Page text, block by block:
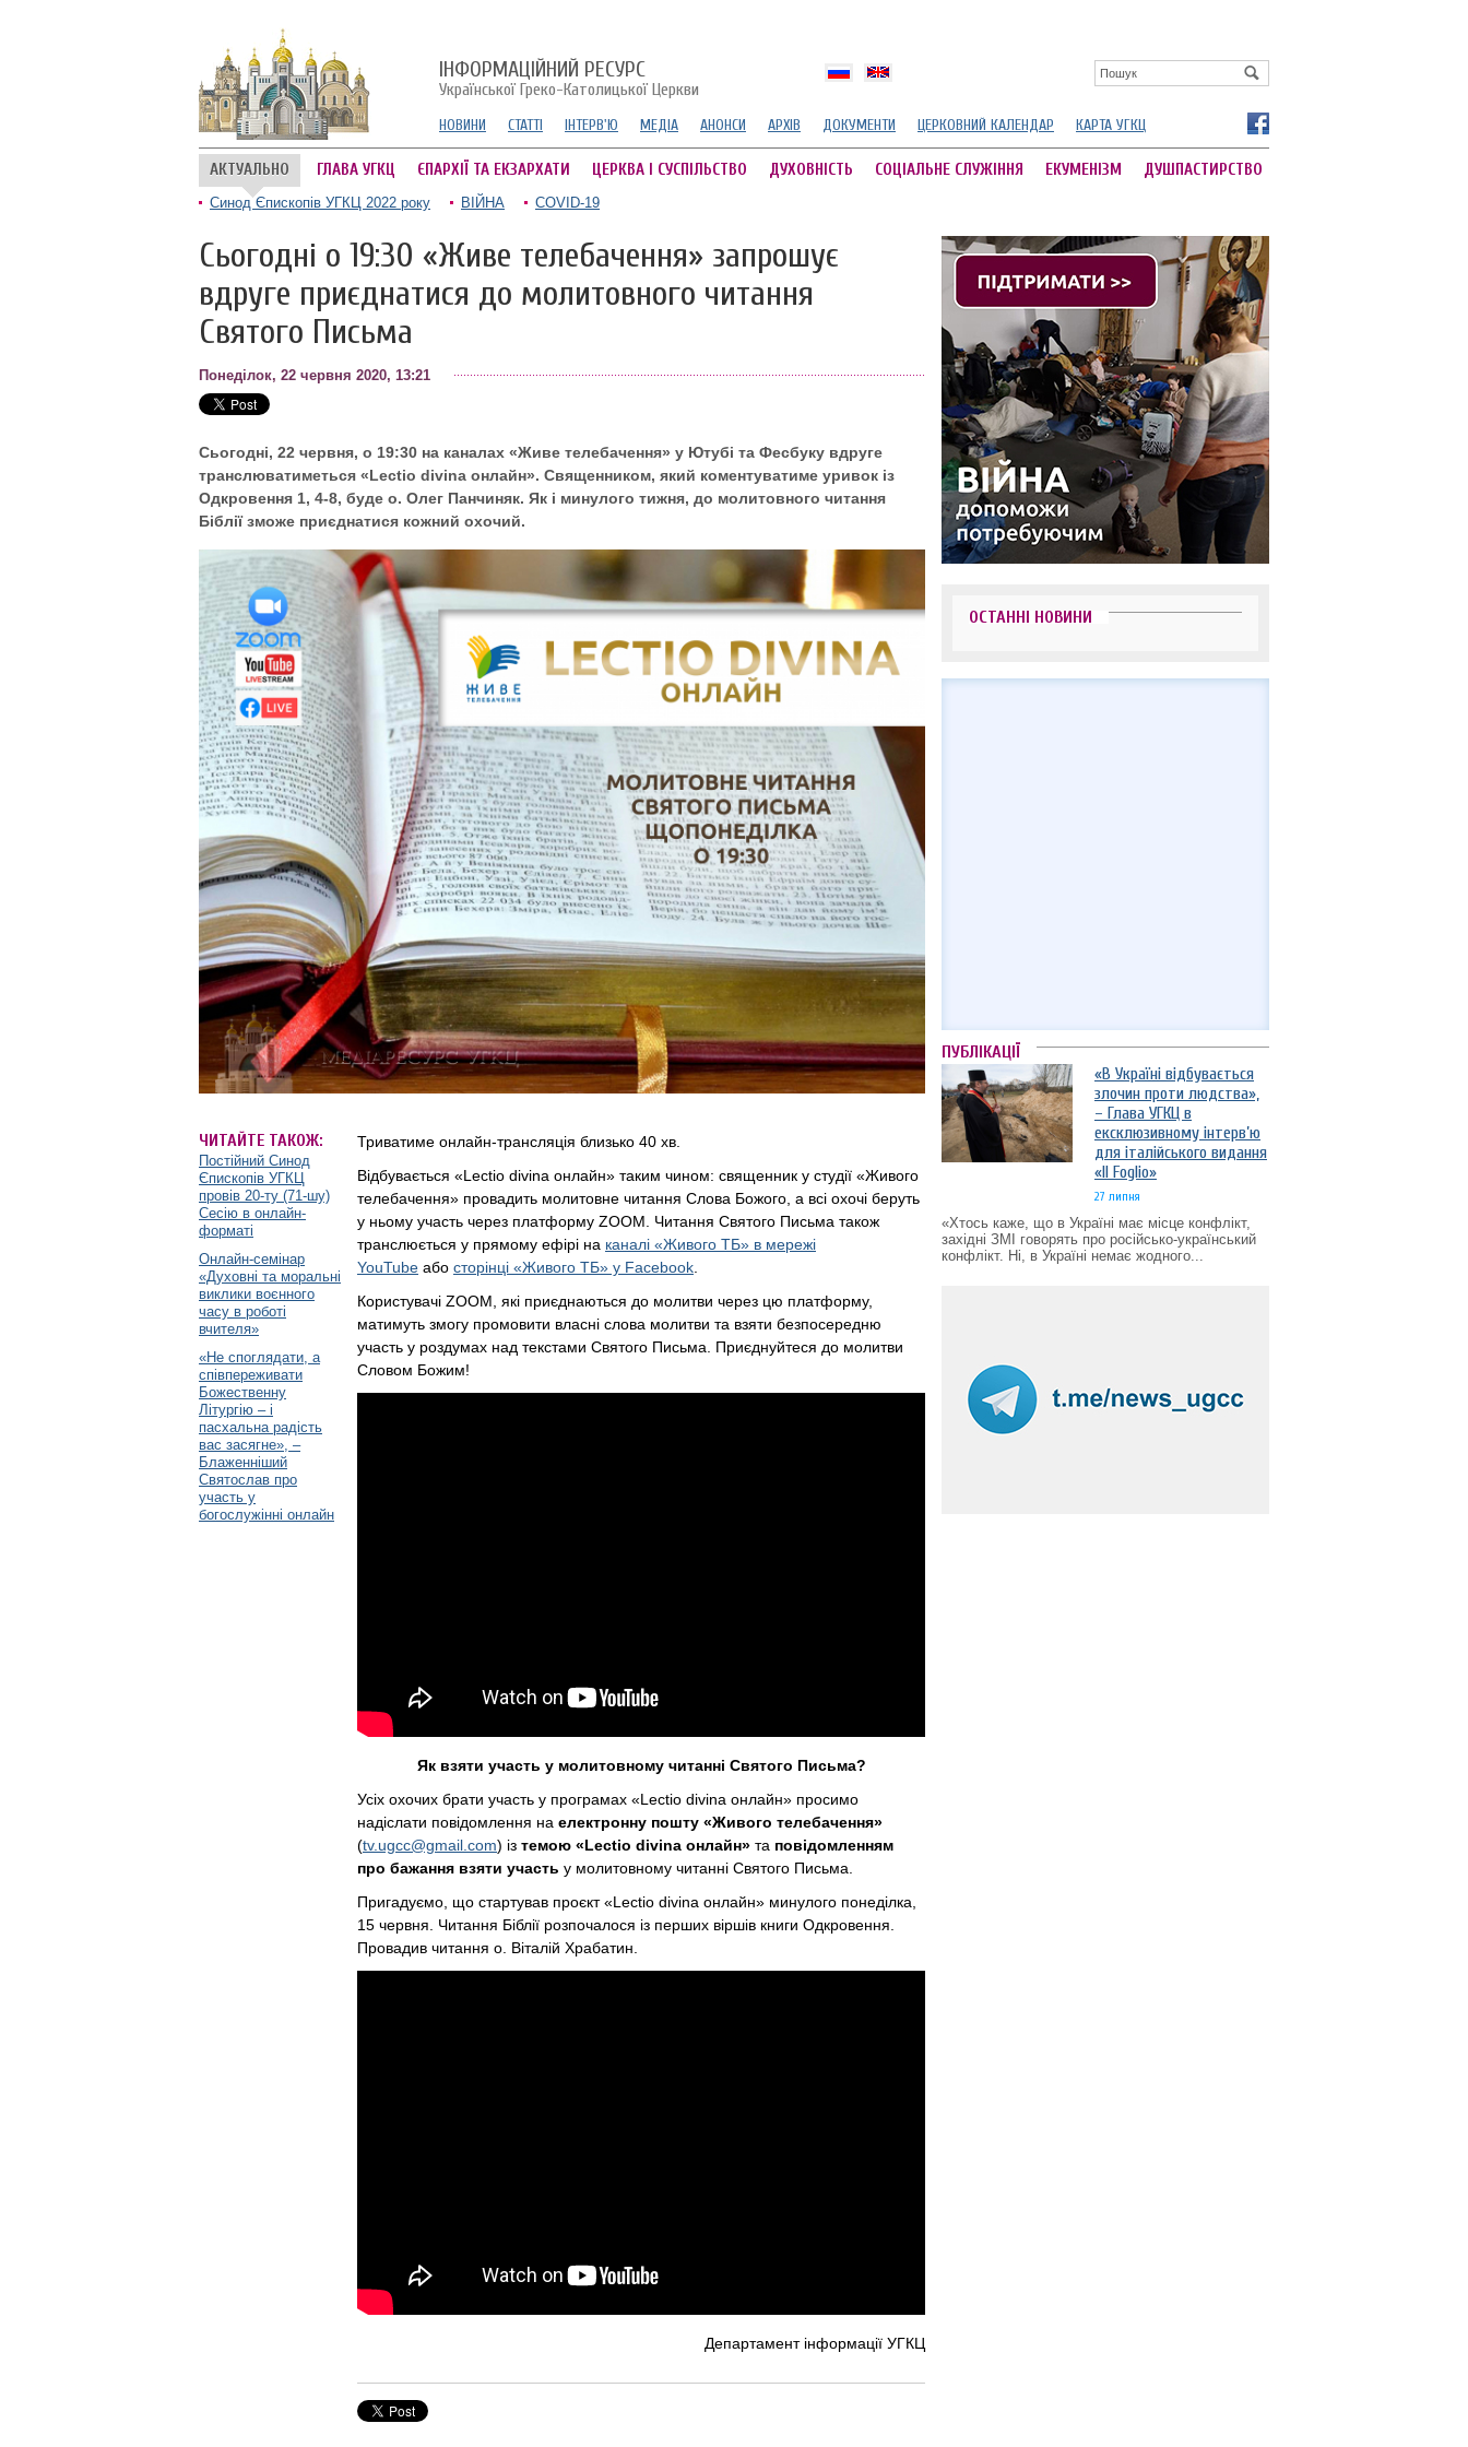
ІНФОРМАЦІЙНИЙ РЕСУРС
Української Греко-Католицької Церкви
НОВИНИ СТАТТІ ІНТЕРВ'Ю МЕДІА АНОНСИ АРХІВ ДОКУМЕНТИ ЦЕРКОВНИЙ КАЛЕНДАР КАРТА УГКЦ
АКТУАЛЬНО ГЛАВА УГКЦ ЄПАРХІЇ ТА ЕКЗАРХАТИ ЦЕРКВА І СУСПІЛЬСТВО ДУХОВНІСТЬ СОЦІАЛЬНЕ СЛУЖІННЯ ЕКУМЕНІЗМ ДУШПАСТИРСТВО
Синод Єпископів УГКЦ 2022 року ВІЙНА COVID-19
Сьогодні о 19:30 «Живе телебачення» запрошує
вдруге приєднатися до молитовного читання
Святого Письма
Понеділок, 22 червня 2020, 13:21
Сьогодні, 22 червня, о 19:30 на каналах «Живе телебачення» у Ютубі та Фесбуку вдруге
транслюватиметься «Lectio divina онлайн». Священником, який коментуватиме уривок із
Одкровення 1, 4-8, буде о. Олег Панчиняк. Як і минулого тижня, до молитовного читання
Біблії зможе приєднатися кожний охочий.
ЧИТАЙТЕ ТАКОЖ:
Постійний Синод
Єпископів УГКЦ
провів 20-ту (71-шу)
Сесію в онлайн-
форматі
Онлайн-семінар
«Духовні та моральні
виклики воєнного
часу в роботі
вчителя»
«Не споглядати, а
співпереживати
Божественну
Літургію – і
пасхальна радість
вас засягне», –
Блаженніший
Святослав про
участь у
богослужінні онлайн
Триватиме онлайн-трансляція близько 40 хв.
Відбувається «Lectio divina онлайн» таким чином: священник у студії «Живого
телебачення» провадить молитовне читання Слова Божого, а всі охочі беруть
у ньому участь через платформу ZOOM. Читання Святого Письма також
транслюється у прямому ефірі на каналі «Живого ТБ» в мережі
YouTube або сторінці «Живого ТБ» у Facebook.
Користувачі ZOOM, які приєднаються до молитви через цю платформу,
матимуть змогу промовити власні слова молитви та взяти безпосередню
участь у роздумах над текстами Святого Письма. Приєднуйтеся до молитви
Словом Божим!
Як взяти участь у молитовному читанні Святого Письма?
Усіх охочих брати участь у програмах «Lectio divina онлайн» просимо
надіслати повідомлення на електронну пошту «Живого телебачення»
(tv.ugcc@gmail.com) із темою «Lectio divina онлайн» та повідомленням
про бажання взяти участь у молитовному читанні Святого Письма.
Пригадуємо, що стартував проєкт «Lectio divina онлайн» минулого понеділка,
15 червня. Читання Біблії розпочалося із перших віршів книги Одкровення.
Провадив читання о. Віталій Храбатин.
Департамент інформації УГКЦ
ОСТАННІ НОВИНИ
ПУБЛІКАЦІЇ
«В Україні відбувається
злочин проти людства»,
– Глава УГКЦ в
ексклюзивному інтерв’ю
для італійського видання
«Il Foglio»
27 липня
«Хтось каже, що в Україні має місце конфлікт,
західні ЗМІ говорять про російсько-український
конфлікт. Ні, в Україні немає жодного...